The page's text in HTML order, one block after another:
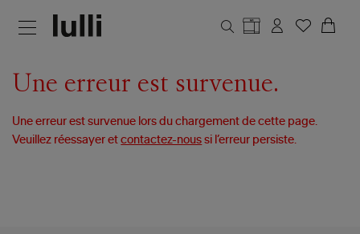
Une erreur est survenue.
Une erreur est survenue lors du chargement de cette page.
Veuillez réessayer etcontactez-nous si l’erreur persiste.